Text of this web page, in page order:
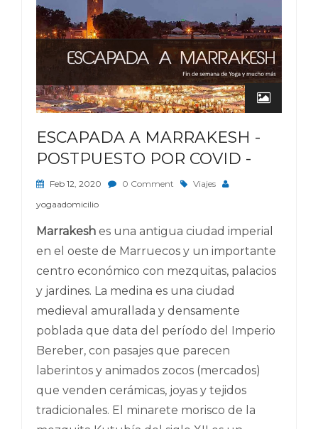
ESCAPADA A MARRAKESH -
POSTPUESTO POR COVID -
Feb 12, 2020 0 Comment
Viajes
yogaadomicilio
Marrakesh es una antigua ciudad imperial
en el oeste de Marruecos y un importante
centro económico con mezquitas, palacios
y jardines. La medina es una ciudad
medieval amurallada y densamente
poblada que data del período del Imperio
Bereber, con pasajes que parecen
laberintos y animados zocos (mercados)
que venden cerámicas, joyas y tejidos
tradicionales. El minarete morisco de la